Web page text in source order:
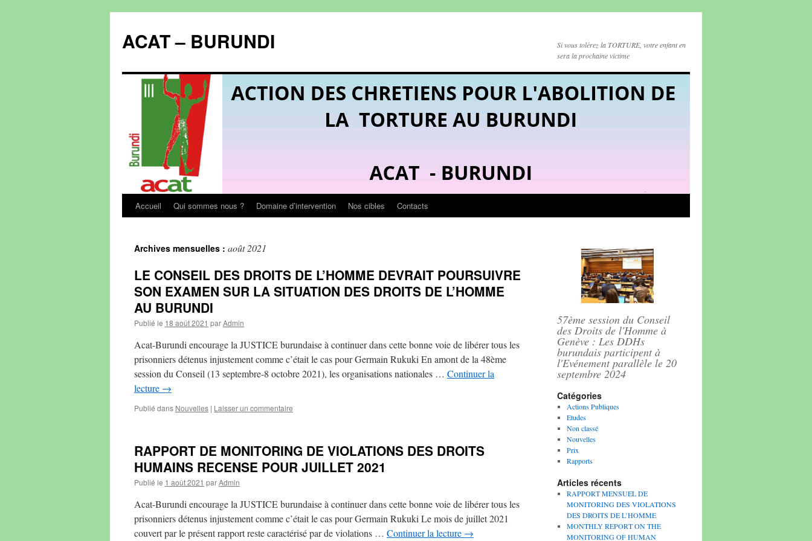
contenu
ACAT – BURUNDI
Si vous tolérez la TORTURE, votre enfant en
sera la prochaine victime
Accueil Qui sommes nous ? Domaine d’intervention Nos cibles Contacts
Archives mensuelles : août 2021
LE CONSEIL DES DROITS DE L’HOMME DEVRAIT POURSUIVRE
SON EXAMEN SUR LA SITUATION DES DROITS DE L’HOMME
AU BURUNDI
Publié le 18 août 2021 parAdmin
Acat-Burundi encourage la JUSTICE burundaise à continuer dans cette bonne voie de libérer tous les
prisonniers détenus injustement comme c’était le cas pour Germain Rukuki En amont de la 48ème
session du Conseil (13 septembre-8 octobre 2021), les organisations nationales … Continuer la
lecture →
Publié dans Nouvelles | Laisser un commentaire
RAPPORT DE MONITORING DE VIOLATIONS DES DROITS
HUMAINS RECENSE POUR JUILLET 2021
Publié le 1 août 2021 parAdmin
Acat-Burundi encourage la JUSTICE burundaise à continuer dans cette bonne voie de libérer tous les
prisonniers détenus injustement comme c’était le cas pour Germain Rukuki Le mois de juillet 2021
couvert par le présent rapport reste caractérisé par de violations … Continuer la lecture →
57ème session du Conseil
des Droits de l'Homme à
Genève : Les DDHs
burundais participent à
l'Evénement parallèle le 20
septembre 2024
Catégories
Actions Publiques
Etudes
Non classé
Nouvelles
Prix
Rapports
Articles récents
RAPPORT MENSUEL DE
MONITORING DES VIOLATIONS
DES DROITS DE L’HOMME
MONTHLY REPORT ON THE
MONITORING OF HUMAN